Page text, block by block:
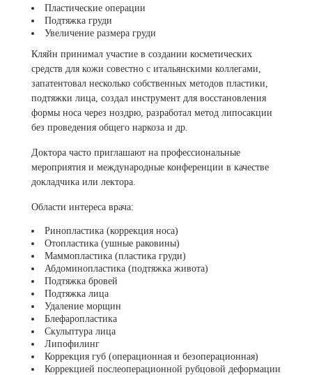
Пластические операции
Подтяжка груди
Увеличение размера груди
Кляйн принимал участие в создании косметических
средств для кожи совестно с итальянскими коллегами,
запатентовал несколько собственных методов пластики,
подтяжки лица, создал инструмент для восстановления
формы носа через ноздрю, разработал метод липосакции
без проведения общего наркоза и др.
Доктора часто приглашают на профессиональные
мероприятия и международные конференции в качестве
докладчика или лектора.
Области интереса врача:
Ринопластика (коррекция носа)
Отопластика (ушные раковины)
Маммопластика (пластика груди)
Абдоминопластика (подтяжка живота)
Подтяжка бровей
Подтяжка лица
Удаление морщин
Блефаропластика
Скульптура лица
Липофилинг
Коррекция губ (операционная и безоперационная)
Коррекцией послеоперационной рубцовой деформации